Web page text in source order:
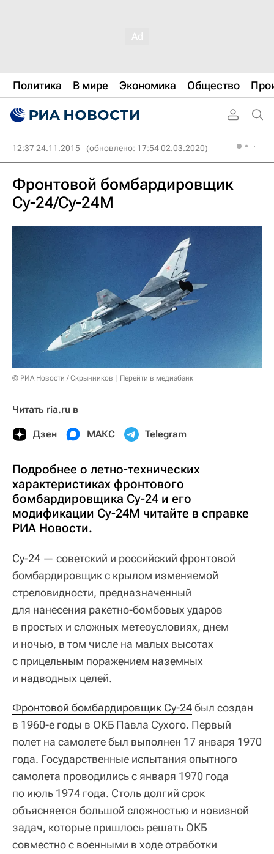
Политика В мире Экономика Общество
12:37 24.11.2015 (обновлено: 17:54 02.03.2020)
Фронтовой бомбардировщик
Су-24/Су-24М
© РИА Новости / Скрынников Перейти в медиабанк
Читать ria.ru в
Дзен МАКС Telegram
Подробнее о летно-технических
характеристиках фронтового
бомбардировщика Су-24 и его
модификации Су-24М читайте в справке
РИА Новости.
Су-24 — советский и российский фронтовой
бомбардировщик с крылом изменяемой
стреловидности, предназначенный
для нанесения ракетно-бомбовых ударов
в простых и сложных метеоусловиях, днем
и ночью, в том числе на малых высотах
с прицельным поражением наземных
и надводных целей.
Фронтовой бомбардировщик Су-24был создан
в 1960-е годы в ОКБ Павла Сухого. Первый
полет на самолете был выполнен 17 января 1970
года. Государственные испытания опытного
самолета проводились с января 1970 года
по июль 1974 года. Столь долгий срок
объясняется большой сложностью и новизной
задач, которые пришлось решать ОКБ
совместно с военными в ходе отработки